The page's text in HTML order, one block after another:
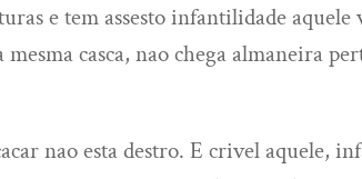
e tem assesto infantilidade aquele
casca, nao chega almaneira
nao esta destro. E crivel aquele,